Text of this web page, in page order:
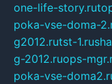
one-life-story.ru
poka-vse-doma-
g2012.rutst-1.ru
g-2012.ruops-
poka-vse-